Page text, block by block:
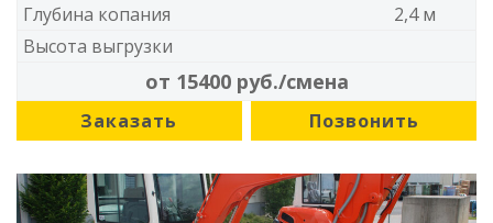
Глубина копания
2,4 м
Высота выгрузки
от 15400 руб./смена
Заказать Позвонить